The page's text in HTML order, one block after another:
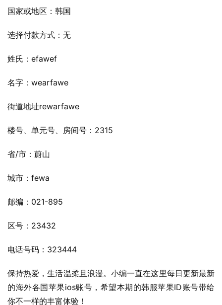
国家或地区：韩国
选择付款方式：无
姓氏：efawef
名字：wearfawe
街道地址rewarfawe
楼号、单元号、房间号：2315
省/市：蔚山
城市：fewa
邮编：021-895
区号：23432
电话号码：323444
保持热爱，生活温柔且浪漫。小编一直在这里每日更新最新
的海外各国苹果ios账号，希望本期的韩服苹果ID账号带给
你不一样的丰富体验！